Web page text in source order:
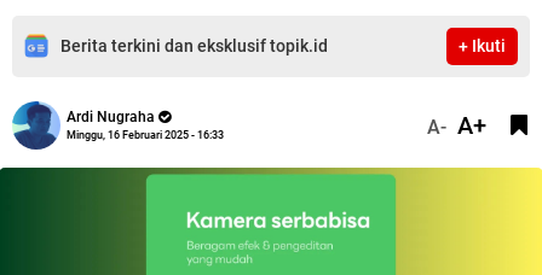
Berita terkini dan eksklusif topik.id + Ikuti
Ardi Nugraha
Minggu, 16 Februari 2025 - 16:33 A- A+